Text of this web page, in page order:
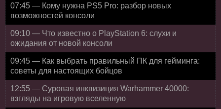
07:45 — Кому нужна PS5 Pro: разбор новых
возможностей консоли
09:10 — Что известно о PlayStation 6: слухи и
ожидания от новой консоли
09:45 — Как выбрать правильный ПК для гейминга:
советы для настоящих бойцов
12:55 — Суровая инквизиция Warhammer 40000:
взгляды на игровую вселенную